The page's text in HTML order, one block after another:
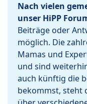
Nach vielen
unser HiPP
Beiträge oder
möglich. Die
Mamas und
und sind
auch künftig die
bekommst, steht